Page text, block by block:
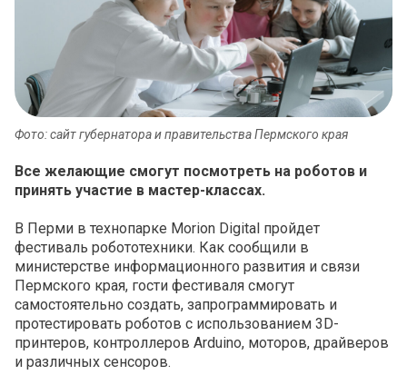
Фото: сайт губернатора и правительства Пермского края
Все желающие смогут посмотреть на роботов и
принять участие в мастер-классах.
В Перми в технопарке Morion Digital пройдет
фестиваль робототехники. Как сообщили в
министерстве информационного развития и связи
Пермского края, гости фестиваля смогут
самостоятельно создать, запрограммировать и
протестировать роботов с использованием 3D-
принтеров, контроллеров Arduino, моторов, драйверов
и различных сенсоров.